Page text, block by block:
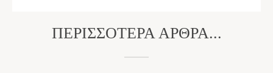
ΠΕΡΙΣΣΌΤΕΡΑ ΆΡΘΡΑ...